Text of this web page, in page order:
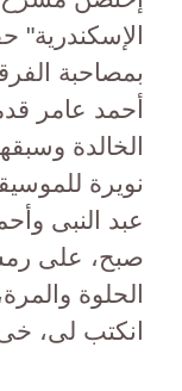
الإسكندرية"
بمصاحبة
أحمد عامر
الخالدة
نويرة
عبد النبى
صبح، على
الحلوة
انكتب لى،